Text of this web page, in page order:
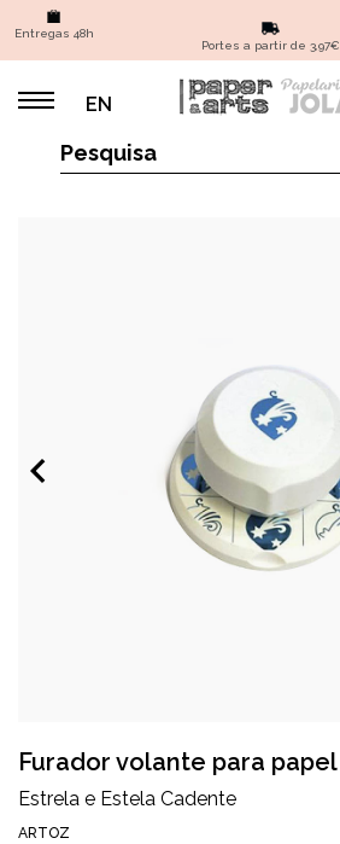
Entregas 48h
Portes a partir de 3,97€
EN
Furador volante para papel
Estrela e Estela Cadente
ARTOZ